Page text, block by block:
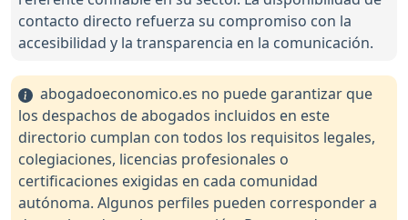
contacto directo refuerza su compromiso con la
accesibilidad y la transparencia en la comunicación.
abogadoeconomico.es no puede garantizar que
los despachos de abogados incluidos en este
directorio cumplan con todos los requisitos legales,
colegiaciones, licencias profesionales o
certificaciones exigidas en cada comunidad
autónoma. Algunos perfiles pueden corresponder a